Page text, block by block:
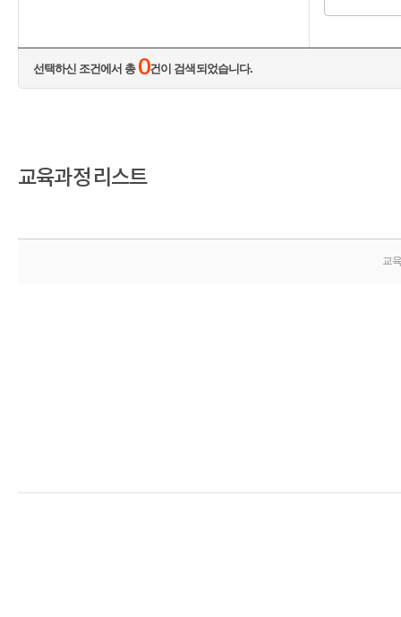
선택하신 조건에서 총 0건이 검색되었습니다.
교육과정 리스트
교